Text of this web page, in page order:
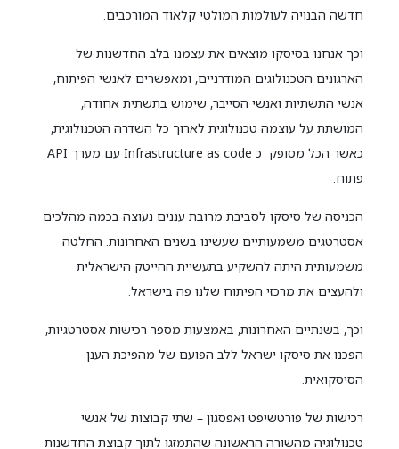
חדשה הבנויה לעולמות המולטי קלאוד המורכבים.
וכך אנחנו בסיסקו מוצאים את עצמנו בלב החדשנות של
הארגונים הטכנולוגים המודרניים, ומאפשרים לאנשי הפיתוח,
אנשי התשתיות ואנשי הסייבר, שימוש בתשתית אחודה,
המושתת על עוצמה טכנולוגית לארוך כל השדרה הטכנולוגית,
כאשר הכל מסופק כ Infrastructure as code עם מערך API
פתוח.
הכניסה של סיסקו לסביבת מרובת עננים נעוצה בכמה מהלכים
אסטרטגים משמעותיים שעשינו בשנים האחרונות. החלטה
משמעותית היתה להשקיע בתעשיית ההייטק הישראלית
ולהעצים את מרכזי הפיתוח שלנו פה בישראל.
וכך, בשנתיים האחרונות, באמצעות מספר רכישות אסטרטגיות,
הפכנו את סיסקו ישראל ללב הפועם של מהפיכת הענן
הסיסקואית.
רכישות של פורטשיפט ואפסגון – שתי קבוצות של אנשי
טכנולוגיה מהשורה הראשונה שהתמזגו לתוך קבוצת החדשנות